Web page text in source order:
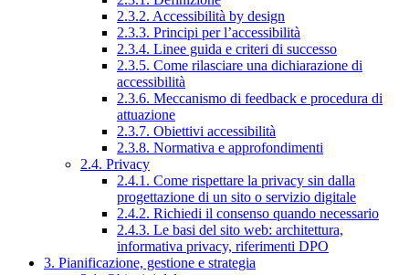
2.3.2. Accessibilità by design
2.3.3. Principi per l’accessibilità
2.3.4. Linee guida e criteri di successo
2.3.5. Come rilasciare una dichiarazione di
accessibilità
2.3.6. Meccanismo di feedback e procedura di
attuazione
2.3.7. Obiettivi accessibilità
2.3.8. Normativa e approfondimenti
2.4. Privacy
2.4.1. Come rispettare la privacy sin dalla
progettazione di un sito o servizio digitale
2.4.2. Richiedi il consenso quando necessario
2.4.3. Le basi del sito web: architettura,
informativa privacy, riferimenti DPO
3. Pianificazione, gestione e strategia